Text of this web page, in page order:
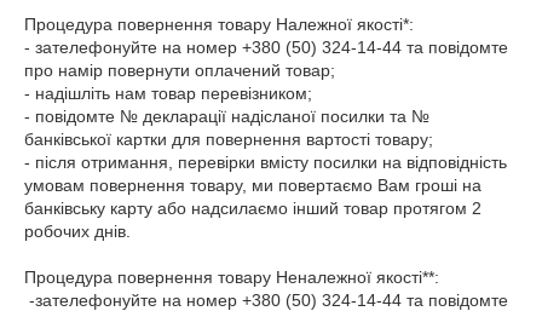
Процедура повернення товару Належної якості*:
- зателефонуйте на номер +380 (50) 324-14-44 та повідомте
про намір повернути оплачений товар;
- надішліть нам товар перевізником;
- повідомте № декларації надісланої посилки та №
банківської картки для повернення вартості товару;
- після отримання, перевірки вмісту посилки на відповідність
умовам повернення товару, ми повертаємо Вам гроші на
банківську карту або надсилаємо інший товар протягом 2
робочих днів.
Процедура повернення товару Неналежної якості**: